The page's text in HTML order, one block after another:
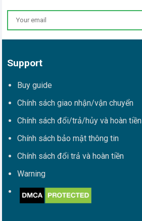
Support
Buy guide
Chính sách giao nhận/vận chuyển
Chính sách đổi/trả/hủy và hoàn tiền
Chính sách bảo mật thông tin
Chính sách đổi trả và hoàn tiền
Warning